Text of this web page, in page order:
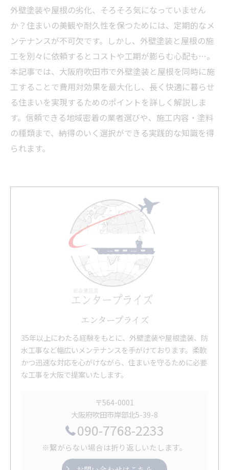
外壁塗装や屋根の劣化、そろそろ気になっていません
か？住まいの美観や耐久性を保つためには、定期的なメ
ンテナンスが不可欠です。しかし、外壁塗装と屋根の施
工を別々に依頼するとコストや工期が膨らむ心配も…。
本記事では、大阪府吹田市で外壁塗装と屋根を同時に施
工することで費用対効果を最大化し、長く快適に暮らせ
る住まいを実現するためのポイントを詳しく解説しま
す。信頼できる地域密着の業者選びや、施工内容・塗料
の種類まで、納得のいく選択ができる実践的な知識を得
られます。
エンタープライズ
35年以上にわたる経験をもとに、外壁塗装や屋根塗装、防
水工事など幅広いメンテナンスを手がけております。柔軟
かつ迅速な対応を心がけながら、住まいを守るために必要
な工事を大阪で提案いたします。
〒564-0001
大阪府吹田市岸部北5-39-8
090-7768-2233
※繋がらない場合は折り返しいたします。